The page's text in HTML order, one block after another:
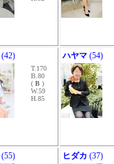
(42)
T.170
B.80
( B )
W.59
H.85
ハヤマ (54)
(55) ヒダカ (37)